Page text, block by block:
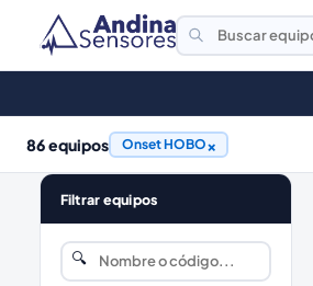
86equipos Onset HOBO×
Filtrar equipos
🔍